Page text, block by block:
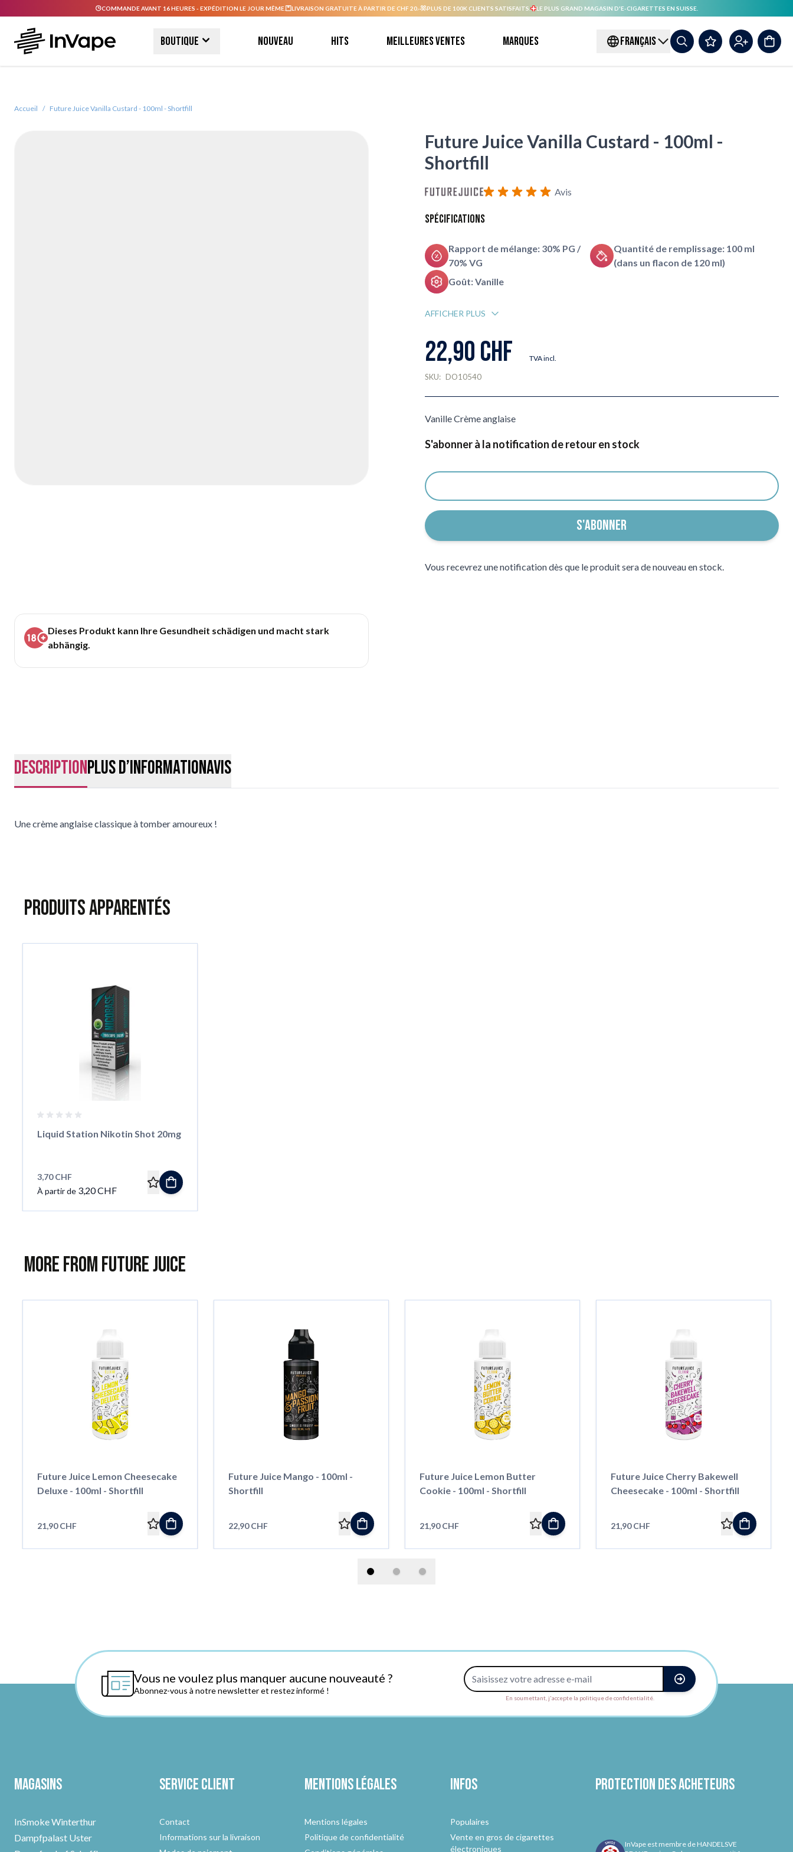
COMMANDE AVANT 16 HEURES - EXPÉDITION LE JOUR MÊME. LIVRAISON GRATUITE À PARTIR DE CHF 20.- PLUS DE 100K CLIENTS SATISFAITS. LE PLUS GRAND MAGASIN D'E-CIGARETTES EN SUISSE.
Boutique Nouveau Hits Meilleures ventes Marques FRANÇAIS
Accueil / Future Juice Vanilla Custard - 100ml - Shortfill
Dieses Produkt kann Ihre Gesundheit schädigen und macht stark
abhängig.
Future Juice Vanilla Custard - 100ml -
Shortfill
Avis
Spécifications
Rapport de mélange: 30% PG /
70% VG
Quantité de remplissage: 100 ml
(dans un flacon de 120 ml)
Goût: Vanille
AFFICHER PLUS
22,90 CHF TVA incl.
SKU: DO10540
Vanille Crème anglaise
S'abonner à la notification de retour en stock
S'ABONNER
Vous recevrez une notification dès que le produit sera de nouveau en stock.
DescriptionPlus d’informationAvis
Une crème anglaise classique à tomber amoureux !
Produits apparentés
Tu peux naviguer dans les éléments du carrousel à l'aide de la touche Tab. Tu peux aussi ignorer le carrousel ou passer directement à la navigation du carrousel en utilisant les liens de saut.
Appuie pour passer le carrousel
Liquid Station Nikotin Shot 20mg
3,70 CHF
À partir de 3,20 CHF
More from Future Juice
Future Juice Lemon Cheesecake
Deluxe - 100ml - Shortfill
21,90 CHF
Future Juice Mango - 100ml -
Shortfill
22,90 CHF
Future Juice Lemon Butter
Cookie - 100ml - Shortfill
21,90 CHF
Future Juice Cherry Bakewell
Cheesecake - 100ml - Shortfill
21,90 CHF
Vous ne voulez plus manquer aucune nouveauté ?
Abonnez-vous à notre newsletter et restez informé !
Adresse e-mail
En soumettant, j'accepte la politique de confidentialité.
Magasins
InSmoke Winterthur
Dampfpalast Uster
Service client
Contact
Informations sur la livraison
Mentions légales
Mentions légales
Politique de confidentialité
Infos
Populaires
Vente en gros de cigarettes
électroniques
Protection des acheteurs
InVape est membre de HANDELSVE